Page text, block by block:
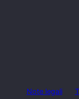
Note legali